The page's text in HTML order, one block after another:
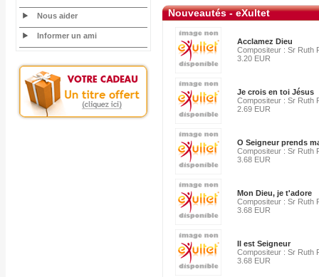
Nous aider
Informer un ami
Nouveautés - eXultet
Acclamez Dieu
Compositeur : Sr Ruth
3.20 EUR
Je crois en toi Jésus
Compositeur : Sr Ruth
2.69 EUR
O Seigneur prends
Compositeur : Sr Ruth
3.68 EUR
Mon Dieu, je t'adore
Compositeur : Sr Ruth
3.68 EUR
Il est Seigneur
Compositeur : Sr Ruth
3.68 EUR